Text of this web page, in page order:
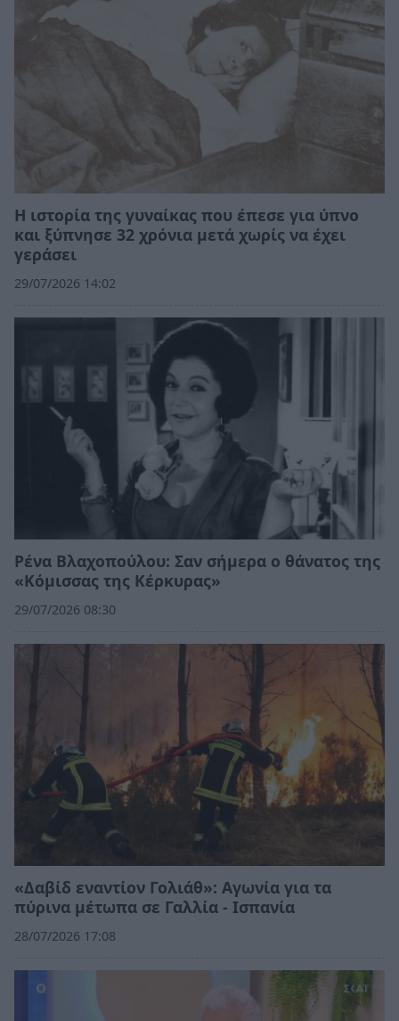
Η ιστορία της γυναίκας που έπεσε για ύπνο
και ξύπνησε 32 χρόνια μετά χωρίς να έχει
γεράσει
29/07/2026 14:02
Ρένα Βλαχοπούλου: Σαν σήμερα ο θάνατος της
«Κόμισσας της Κέρκυρας»
29/07/2026 08:30
«Δαβίδ εναντίον Γολιάθ»: Αγωνία για τα
πύρινα μέτωπα σε Γαλλία - Ισπανία
28/07/2026 17:08